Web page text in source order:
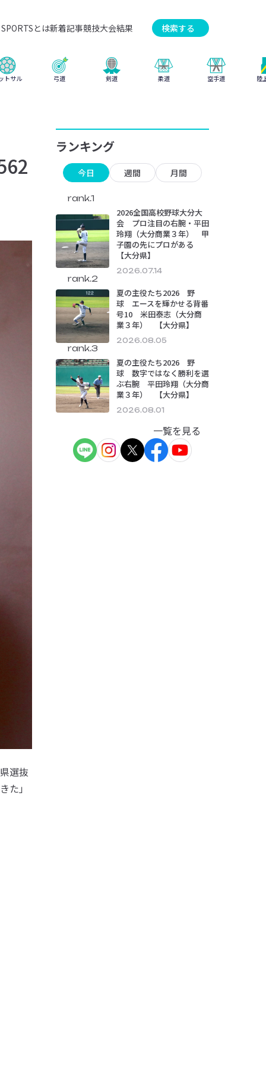
とは新着記事競技大会結果 検索する
トサル 弓道 剣道 柔道 空手道 陸
選抜
た」
ランキング
今日 週間 月間
rank.1
2026全国高校野球大分大
会 プロ注目の右腕・平田
玲翔（大分商業３年） 甲
子園の先にプロがある
【大分県】
2026.07.14
rank.2
夏の主役たち2026 野
球 エースを輝かせる背番
号10 米田泰志（大分商
業３年） 【大分県】
2026.08.05
rank.3
夏の主役たち2026 野
球 数字ではなく勝利を選
ぶ右腕 平田玲翔（大分商
業３年） 【大分県】
2026.08.01
一覧を見る